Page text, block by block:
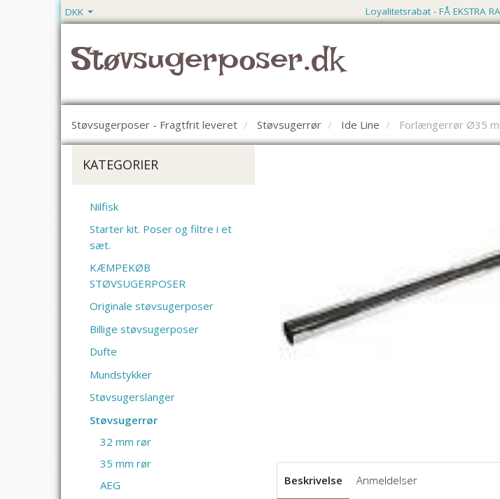
DKK Loyalitetsrabat - FÅ EKSTRA
Støvsugerposer.dk
Støvsugerposer - Fragtfrit leveret Støvsugerrør Ide Line Forlængerrør Ø35
KATEGORIER
Nilfisk
Starter kit. Poser og filtre i et
sæt.
KÆMPEKØB
STØVSUGERPOSER
Originale støvsugerposer
Billige støvsugerposer
Dufte
Mundstykker
Støvsugerslanger
Støvsugerrør
32 mm rør
35 mm rør
AEG
Beskrivelse Anmeldelser